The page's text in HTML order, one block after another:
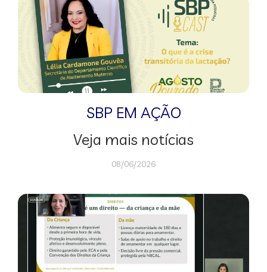
SBP EM AÇÃO
Veja mais notícias
08/06/2026